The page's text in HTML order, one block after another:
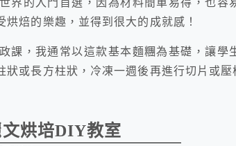
界的入門首選，因為材料簡單易得，也容
焙的樂趣，並得到很大的成就感！
課，我通常以這款基本麵糰為基礎，讓學
或長方柱狀，冷凍一週後再進行切片或壓
烘培DIY教室